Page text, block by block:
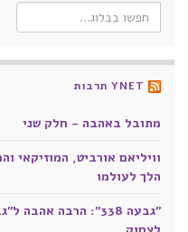
Search for:
YNET תרבות
מתובל באהבה - חלק שני
וויליאם אורביט, המוזיקאי
הלך לעולמו
"גבעה 338": הרבה